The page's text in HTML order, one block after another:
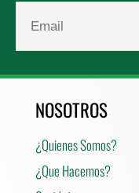
NOSOTROS
¿Quienes Somos?
¿Que Hacemos?